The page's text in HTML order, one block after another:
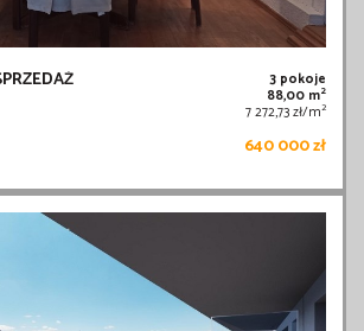
3 pokoje
88,00 m2
7 272,73 zł/m2
640 000 zł